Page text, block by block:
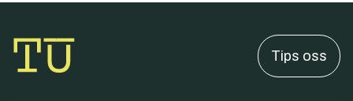
Tips oss